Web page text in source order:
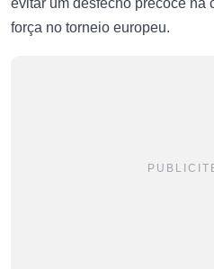
evitar um desfecho precoce na
força no torneio europeu.